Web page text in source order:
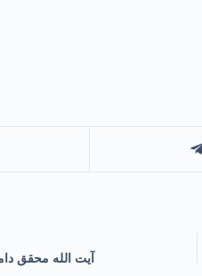
آیت الله محقق